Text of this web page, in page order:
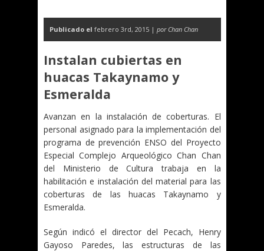
Publicado el febrero 3rd, 2015 | por Chan Chan
Instalan cubiertas en
huacas Takaynamo y
Esmeralda
Avanzan en la instalación de coberturas. El
personal asignado para la implementación del
programa de prevención ENSO del Proyecto
Especial Complejo Arqueológico Chan Chan
del Ministerio de Cultura trabaja en la
habilitación e instalación del material para las
coberturas de las huacas Takaynamo y
Esmeralda.
Según indicó el director del Pecach, Henry
Gayoso Paredes, las estructuras de las